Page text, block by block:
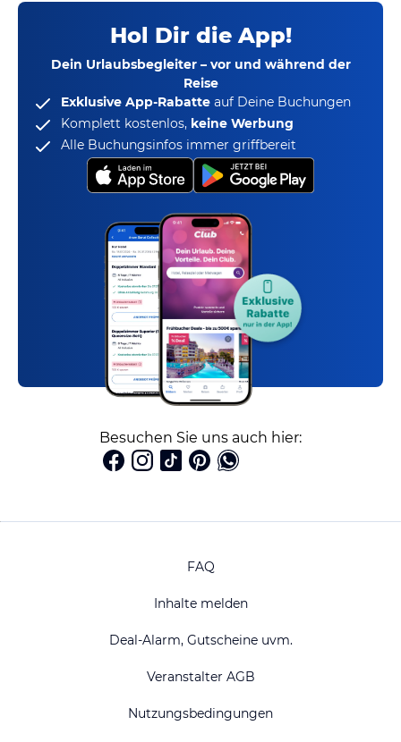
Hol Dir die App!
Dein Urlaubsbegleiter – vor und während der
Reise
Exklusive App-Rabatte auf Deine Buchungen
Komplett kostenlos, keine Werbung
Alle Buchungsinfos immer griffbereit
Besuchen Sie uns auch hier:
FAQ
Inhalte melden
Deal-Alarm, Gutscheine uvm.
Veranstalter AGB
Nutzungsbedingungen